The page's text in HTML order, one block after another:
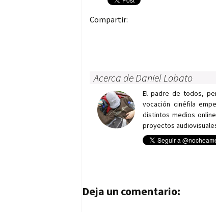
Compartir:
Acerca de Daniel Lobato
El padre de todos,
vocación cinéfila
distintos medios
proyectos
Navegación de
Deja un comentario: